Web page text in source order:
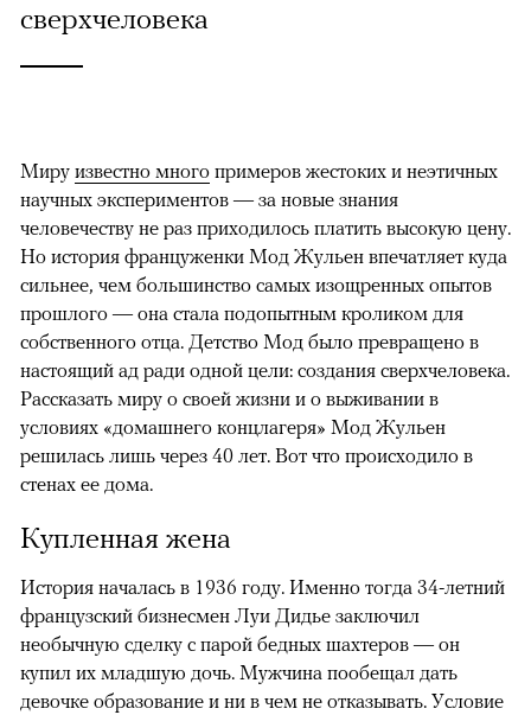
сверхчеловека
Миру известно много примеров жестоких и неэтичных
научных экспериментов — за новые знания
человечеству не раз приходилось платить высокую цену.
Но история француженки Мод Жульен впечатляет куда
сильнее, чем большинство самых изощренных опытов
прошлого — она стала подопытным кроликом для
собственного отца. Детство Мод было превращено в
настоящий ад ради одной цели: создания сверхчеловека.
Рассказать миру о своей жизни и о выживании в
условиях «домашнего концлагеря» Мод Жульен
решилась лишь через 40 лет. Вот что происходило в
стенах ее дома.
Купленная жена
История началась в 1936 году. Именно тогда 34-летний
французский бизнесмен Луи Дидье заключил
необычную сделку с парой бедных шахтеров — он
купил их младшую дочь. Мужчина пообещал дать
девочке образование и ни в чем не отказывать. Условие